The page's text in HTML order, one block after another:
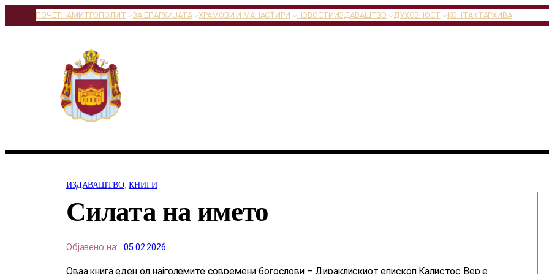
на
ПОЧЕТНАМИТРОПОЛИТ ЗА ЕПАРХИЈАТА ХРАМОВИ И МАНАСТИРИ НОВОСТИИЗДАВАШТВО ДУХОВНОСТ КОНТАКТАРХИВА
ИЗДАВАШТВО, КНИГИ
Силата на името
Објавено на: 05.02.2026
Оваа книга еден од најголемите современи богослови – Дираклискиот епископ Калистос Вер е